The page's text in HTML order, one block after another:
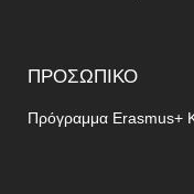
ΠΡΟΣΩΠΙΚΌ
Πρόγραμμα Erasmus+